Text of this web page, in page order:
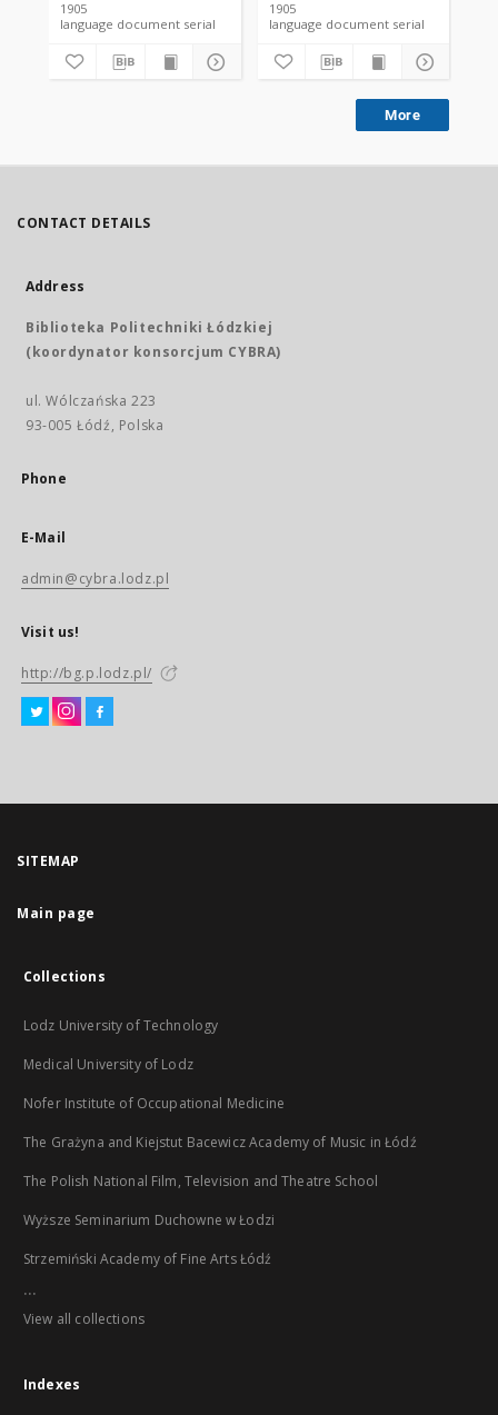
1905
language document serial
1905
language document serial
More
CONTACT DETAILS
Address
Biblioteka Politechniki Łódzkiej
(koordynator konsorcjum CYBRA)
ul. Wólczańska 223
93-005 Łódź, Polska
Phone
E-Mail
admin@cybra.lodz.pl
Visit us!
http://bg.p.lodz.pl/
SITEMAP
Main page
Collections
Lodz University of Technology
Medical University of Lodz
Nofer Institute of Occupational Medicine
The Grażyna and Kiejstut Bacewicz Academy of Music in Łódź
The Polish National Film, Television and Theatre School
Wyższe Seminarium Duchowne w Łodzi
Strzemiński Academy of Fine Arts Łódź
...
View all collections
Indexes